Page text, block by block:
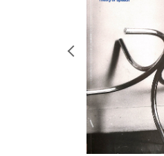
RETRACE